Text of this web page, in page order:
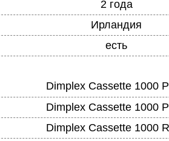
2 года
Ирландия
есть
Dimplex Cassette 1000
Dimplex Cassette 1000
Dimplex Cassette 1000